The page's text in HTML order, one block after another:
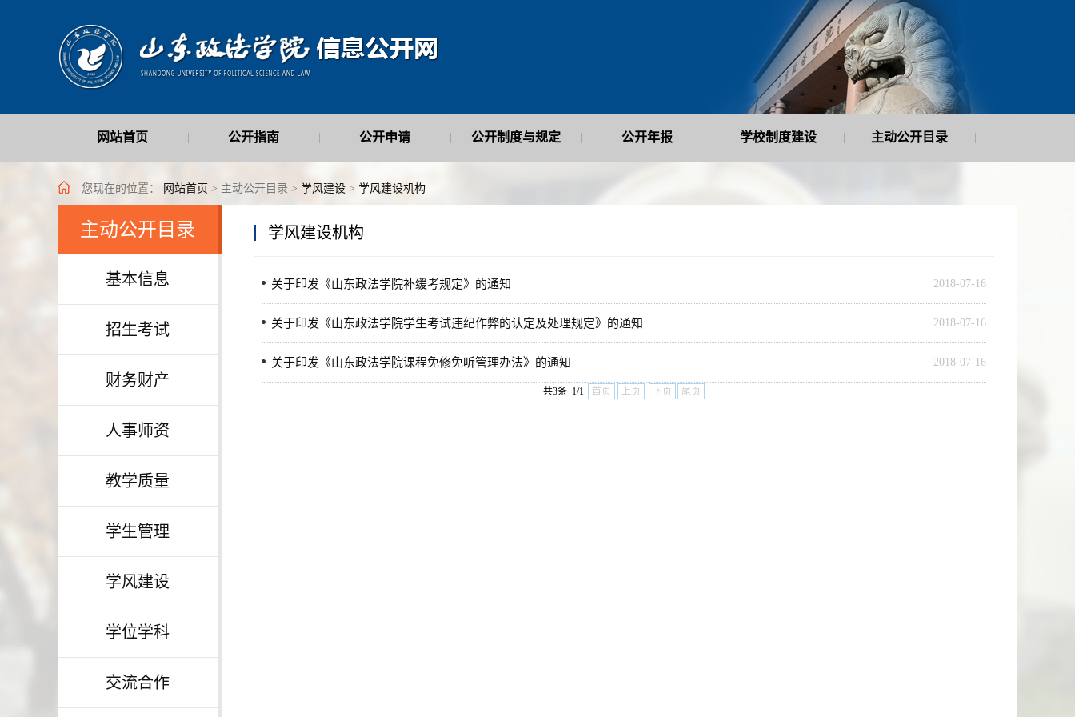
网站首页 公开指南 公开申请 公开制度与规定 公开年报 学校制度建设 主动公开目录
最新公开信息 |
您现在的位置： 网站首页 > 主动公开目录 > 学风建设 > 学风建设机构
主动公开目录
基本信息
招生考试
财务财产
人事师资
教学质量
学生管理
学风建设
学位学科
交流合作
学风建设机构
2018-07-16
关于印发《山东政法学院补缓考规定》的通知
2018-07-16
关于印发《山东政法学院学生考试违纪作弊的认定及处理规定》的通知
2018-07-16
关于印发《山东政法学院课程免修免听管理办法》的通知
共3条 1/1 首页 上页 下页 尾页